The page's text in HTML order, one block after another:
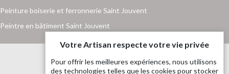
Peinture boiserie et ferronnerie Saint Jouvent
Peintre en bâtiment Saint Jouvent
Votre Artisan respecte votre vie privée
Pour offrir les meilleures expériences, nous utilisons
des technologies telles que les cookies pour stocker